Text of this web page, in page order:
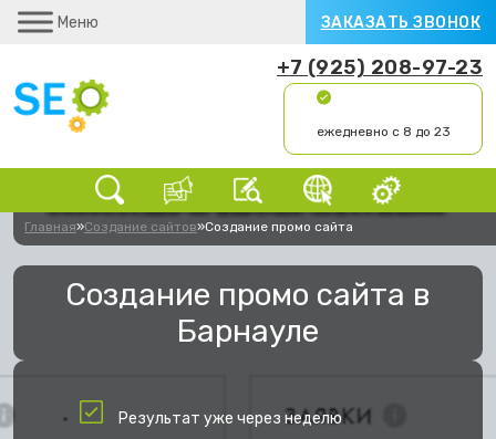
Меню ЗАКАЗАТЬ ЗВОНОК
+7 (925) 208-97-23
ежедневно с 8 до 23
Главная»Создание сайтов»Создание промо сайта
Создание промо сайта в
Барнауле
Результат уже через неделю